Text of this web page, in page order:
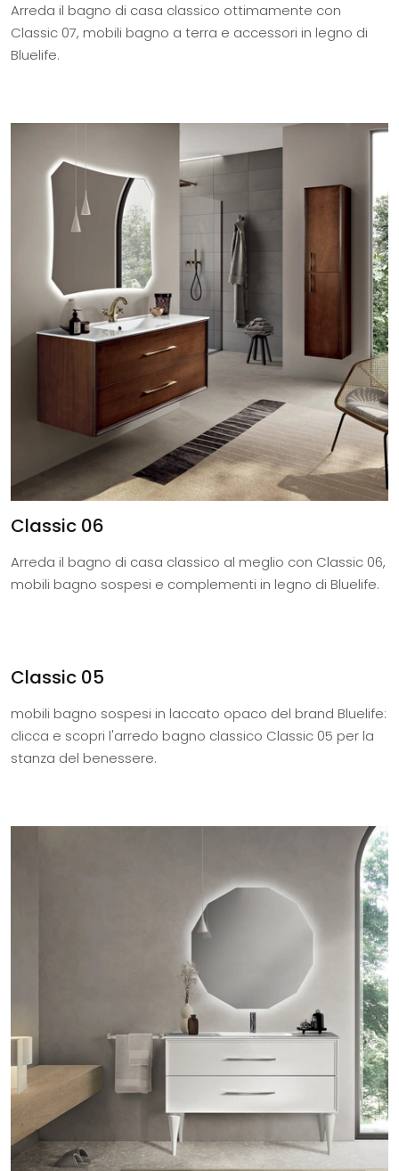
Arreda il bagno di casa classico ottimamente con
Classic 07, mobili bagno a terra e accessori in legno di
Bluelife.
Classic 06
Arreda il bagno di casa classico al meglio con Classic 06,
mobili bagno sospesi e complementi in legno di Bluelife.
Classic 05
mobili bagno sospesi in laccato opaco del brand Bluelife:
clicca e scopri l'arredo bagno classico Classic 05 per la
stanza del benessere.